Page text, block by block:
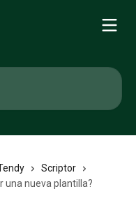
Scriptor
una nueva plantilla?